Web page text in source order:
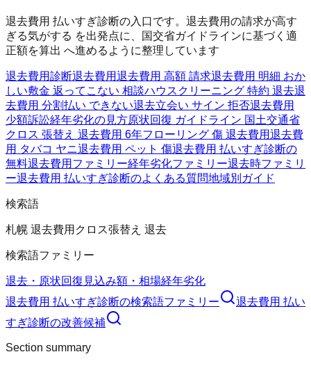
退去費用 払いすぎ診断の入口です。退去費用の請求が高す
ぎる気がする を出発点に、国交省ガイドラインに基づく適
正額を算出 へ進めるように整理しています
退去費用診断退去費用退去費用 高額 請求退去費用 明細 おか
しい敷金 返ってこない 相談ハウスクリーニング 特約 退去退
去費用 分割払い できない退去立会い サイン 拒否退去費用
少額訴訟経年劣化の見方原状回復 ガイドライン 国土交通省
クロス 張替え 退去費用 6年フローリング 傷 退去費用退去費
用 タバコ ヤニ退去費用 ペット 傷退去費用 払いすぎ診断の
無料退去費用ファミリー経年劣化ファミリー退去時ファミリ
ー退去費用 払いすぎ診断のよくある質問地域別ガイド
検索語
札幌 退去費用 クロス張替え 退去
検索語ファミリー
退去・原状回復 見込み額・相場経年劣化
退去費用 払いすぎ診断の検索語ファミリー
退去費用 払い
すぎ診断の改善候補
Section summary